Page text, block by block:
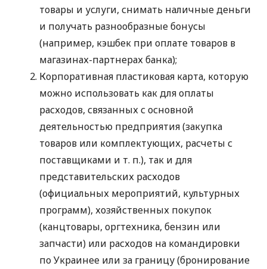
товары и услуги, снимать наличные деньги
и получать разнообразные бонусы
(например, кэшбек при оплате товаров в
магазинах-партнерах банка);
Корпоративная пластиковая карта, которую
можно использовать как для оплаты
расходов, связанных с основной
деятельностью предприятия (закупка
товаров или комплектующих, расчеты с
поставщиками и т. п.), так и для
представительских расходов
(официальных мероприятий, культурных
программ), хозяйственных покупок
(канцтовары, оргтехника, бензин или
запчасти) или расходов на командировки
по Украинее или за границу (бронирование